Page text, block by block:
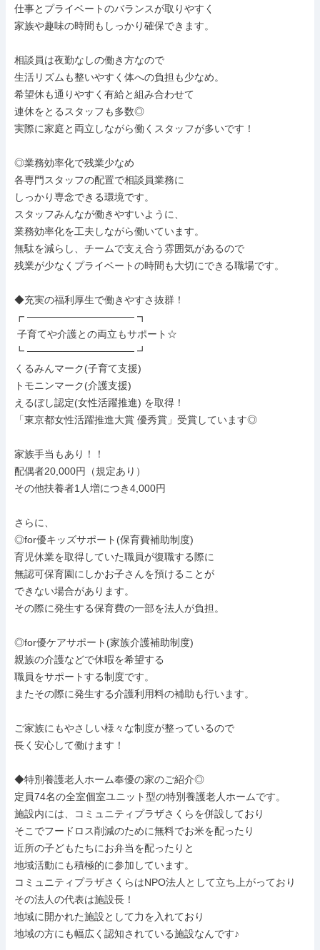
仕事とプライベートのバランスが取りやすく
家族や趣味の時間もしっかり確保できます。
相談員は夜勤なしの働き方なので
生活リズムも整いやすく体への負担も少なめ。
希望休も通りやすく有給と組み合わせて
連休をとるスタッフも多数◎
実際に家庭と両立しながら働くスタッフが多いです！
◎業務効率化で残業少なめ
各専門スタッフの配置で相談員業務に
しっかり専念できる環境です。
スタッフみんなが働きやすいように、
業務効率化を工夫しながら働いています。
無駄を減らし、チームで支え合う雰囲気があるので
残業が少なくプライベートの時間も大切にできる職場です。
◆充実の福利厚生で働きやすさ抜群！
┏ ─────────────── ┓
┗ ─────────────── ┛
くるみんマーク(子育て支援)
トモニンマーク(介護支援)
えるぼし認定(女性活躍推進) を取得！
「東京都女性活躍推進大賞 優秀賞」受賞しています◎
家族手当もあり！！
配偶者20,000円（規定あり）
その他扶養者1人増につき4,000円
さらに、
◎for優キッズサポート(保育費補助制度)
育児休業を取得していた職員が復職する際に
無認可保育園にしかお子さんを預けることが
できない場合があります。
その際に発生する保育費の一部を法人が負担。
◎for優ケアサポート(家族介護補助制度)
親族の介護などで休暇を希望する
職員をサポートする制度です。
またその際に発生する介護利用料の補助も行います。
ご家族にもやさしい様々な制度が整っているので
長く安心して働けます！
◆特別養護老人ホーム奉優の家のご紹介◎
定員74名の全室個室ユニット型の特別養護老人ホームです。
施設内には、コミュニティプラザさくらを併設しており
そこでフードロス削減のために無料でお米を配ったり
近所の子どもたちにお弁当を配ったりと
地域活動にも積極的に参加しています。
コミュニティプラザさくらはNPO法人として立ち上がっており
その法人の代表は施設長！
地域に開かれた施設として力を入れており
地域の方にも幅広く認知されている施設なんです♪